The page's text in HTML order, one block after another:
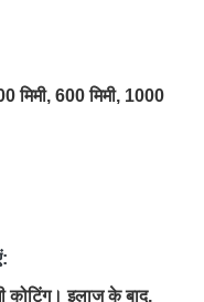
मिमी, 600 मिमी, 1000
कोटिंग। इलाज के बाद,